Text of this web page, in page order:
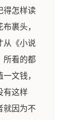
得怎样读
裹头，
从《小说
所看的都
文钱，
有这样
就因为不